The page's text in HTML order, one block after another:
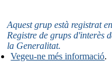
Aquest grup està registrat
Registre de grups d'interès
la Generalitat.
Vegeu-ne més informació.